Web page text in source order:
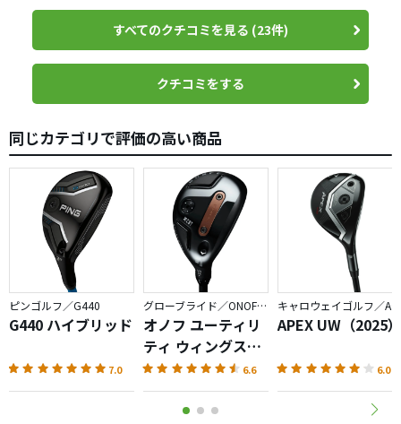
い方がよいかと思います。問題ないという方には、値段を
考えればとてもよいお買物かと。初心者の私でも十分に使
用できております。
すべてのクチコミを見る (23件)
クチコミをする
同じカテゴリで評価の高い商品
ピンゴルフ／G440
G440 ハイブリッド
7.0
グローブライド／ONOFF AKA
オノフ ユーティリ
ティ ウィングス
AKA（2026）
6.6
APEX UW（2025）
6.0